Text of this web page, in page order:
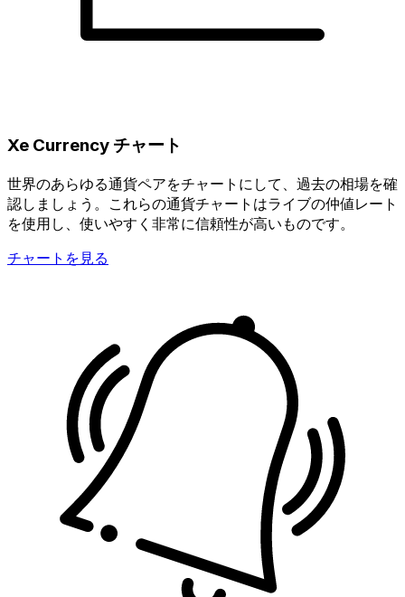
Xe Currency チャート
世界のあらゆる通貨ペアをチャートにして、過去の相場を確
認しましょう。これらの通貨チャートはライブの仲値レート
を使用し、使いやすく非常に信頼性が高いものです。
チャートを見る